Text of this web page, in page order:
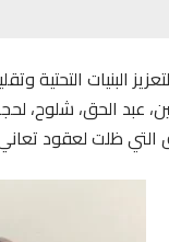
البنيات التحتية
التي ظلت لعقود